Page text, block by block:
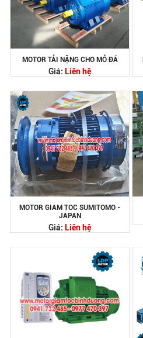
MOTOR TẢI NẶNG CHO MỎ ĐÁ
Giá: Liên hệ
MOTOR GIAM TOC SUMITOMO -
JAPAN
Giá: Liên hệ